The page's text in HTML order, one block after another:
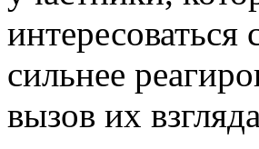
сильнее
вызов их